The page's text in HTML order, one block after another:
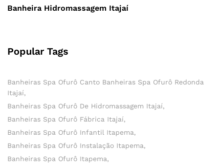
Banheira Hidromassagem Itajaí
Popular Tags
Banheiras Spa Ofurô Canto Banheiras Spa Ofurô Redonda
Itajaí
Banheiras Spa Ofurô De Hidromassagem Itajaí
Banheiras Spa Ofurô Fábrica Itajaí
Banheiras Spa Ofurô Infantil Itapema
Banheiras Spa Ofurô Instalação Itapema
Banheiras Spa Ofurô Itapema